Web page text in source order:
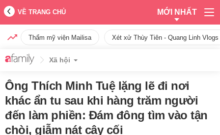
VỀ TRANG CHỦ MỚI NHẤT
Thẩm mỹ viện Mailisa Xét xử Thùy Tiên - Quang Linh
Xã hội
Ông Thích Minh Tuệ lặng lẽ đi nơi
khác ẩn tu sau khi hàng trăm người
đến làm phiền: Đám đông tìm vào tận
chòi, giẫm nát cây cối